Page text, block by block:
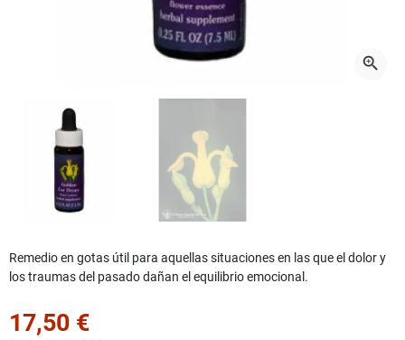
zoom_in
Remedio en gotas útil para aquellas situaciones en las que el dolor y
los traumas del pasado dañan el equilibrio emocional.
17,50 €